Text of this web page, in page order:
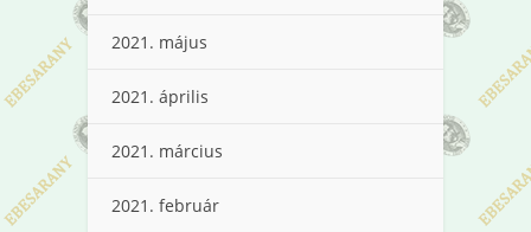
2021. május
2021. április
2021. március
2021. február